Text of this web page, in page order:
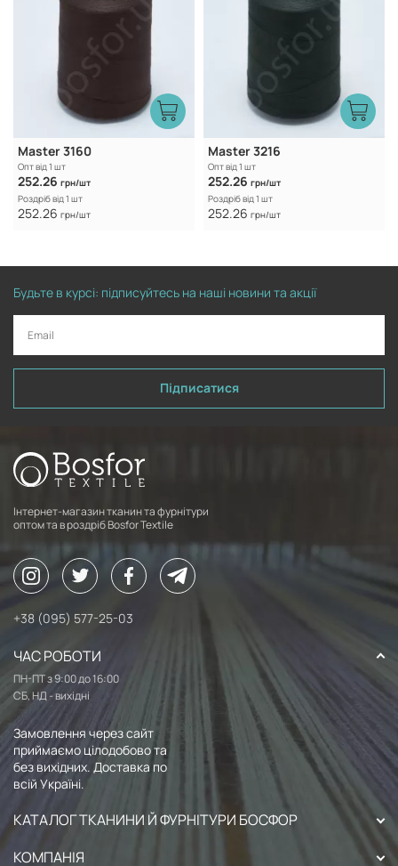
Master 3160
Опт від 1 шт
252.26 грн/шт
Роздріб від 1 шт
252.26 грн/шт
Master 3216
Опт від 1 шт
252.26 грн/шт
Роздріб від 1 шт
252.26 грн/шт
Будьте в курсі: підписуйтесь на наші новини та акції
Підписатися
Інтернет-магазин тканин та фурнітури
оптом та в роздріб Bosfor Textile
+38 (095) 577-25-03
ЧАС РОБОТИ
ПН-ПТ з 9:00 до 16:00
СБ, НД - вихідні
Замовлення через сайт
приймаємо цілодобово та
без вихідних. Доставка по
всій Україні.
КАТАЛОГ ТКАНИНИ Й ФУРНІТУРИ БОСФОР
КОМПАНІЯ